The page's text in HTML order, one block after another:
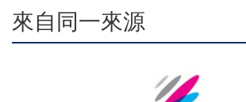
來自同一來源